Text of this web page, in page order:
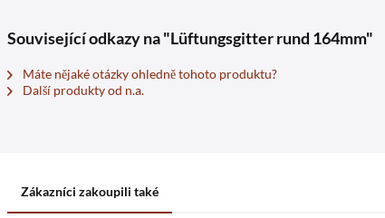
Související odkazy na "Lüftungsgitter rund 164mm"
Máte nějaké otázky ohledně tohoto produktu?
Další produkty od n.a.
Zákazníci zakoupili také